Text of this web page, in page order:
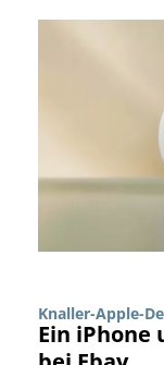
Knaller-Apple-
Ein iPhone